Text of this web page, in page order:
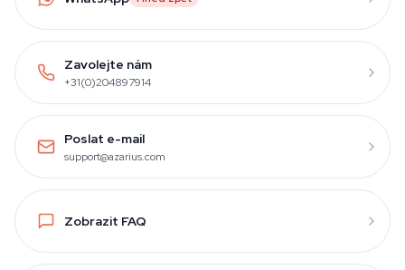
Zavolejte nám
+31(0)204897914
Poslat e-mail
support@azarius.com
Zobrazit FAQ